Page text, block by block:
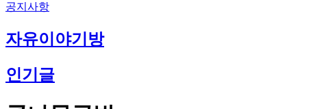
공지사항
자유이야기방
인기글